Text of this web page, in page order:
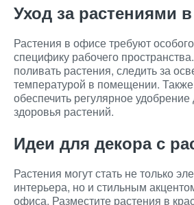
Уход за растениями
Растения в офисе требуют
специфику рабочего
поливать растения, следить за
температурой в помещении.
обеспечить регулярное
здоровья растений.
Идеи для декора с
Растения могут стать не только
интерьера, но и стильным
офиса. Разместите растения в